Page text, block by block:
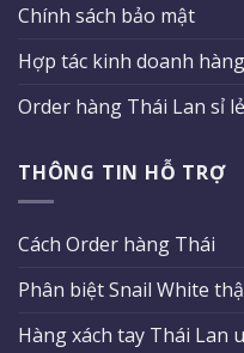
Chính sách bảo mật
Hợp tác kinh doanh
Order hàng Thái Lan sỉ lẻ
THÔNG TIN HỖ TRỢ
Cách Order hàng Thái
Phân biệt Snail White
Hàng xách tay Thái Lan